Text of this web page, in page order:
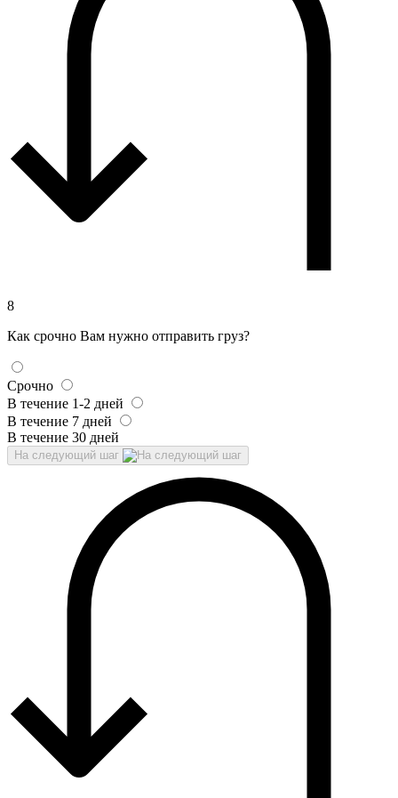
8
Как срочно Вам нужно отправить груз?
Срочно
В течение 1-2 дней
В течение 7 дней
В течение 30 дней
На следующий шаг